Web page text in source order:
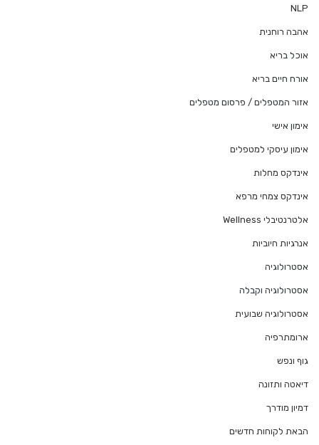
NLP
אהבה רוחנית
אוכל בריא
אורח חיים בריא
אזור המטפלים / פרסום מטפלים
אימון אישי
אימון עיסקי למטפלים
אינדקס מחלות
אינדקס צמחי מרפא
אלטרנטיבלי Wellness
אנרגיות חיוביות
אסטרולוגיה
אסטרולוגיה וקבלה
אסטרולוגיה שבועית
ארומתרפיה
גוף ונפש
דיאטה ותזונה
דמיון מודרך
הבאת לקוחות חדשים